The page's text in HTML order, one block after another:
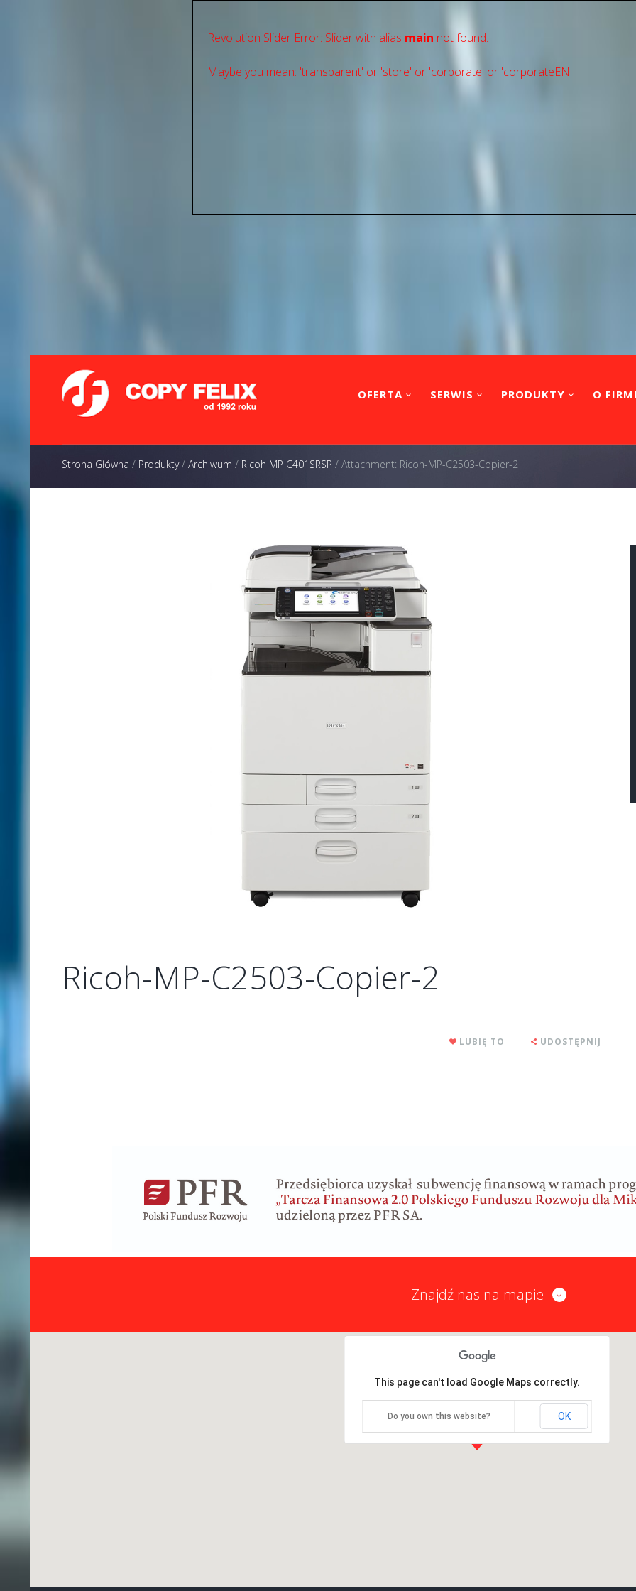
Revolution Slider Error: Slider with alias main not found.
Maybe you mean: 'transparent' or 'store' or 'сorporate' or 'corporateEN'
OFERTA SERWIS PRODUKTY O
Strona Główna / Produkty/ Archiwum / Ricoh MP C401SRSP / Attachment: Ricoh-MP-C2503-Copier-2
Ricoh-MP-C2503-Copier-2
LUBIĘ TO UDOSTĘPNIJ
Znajdź nas na mapie
This page can't load Google Maps correctly.
Do you own this website? OK